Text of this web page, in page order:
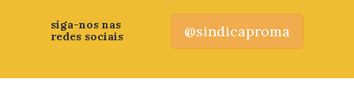
siga-nos nas
redes sociais
@sindicaproma